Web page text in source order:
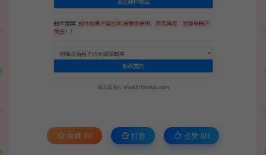
收藏 (0) 打赏 点赞 (0)